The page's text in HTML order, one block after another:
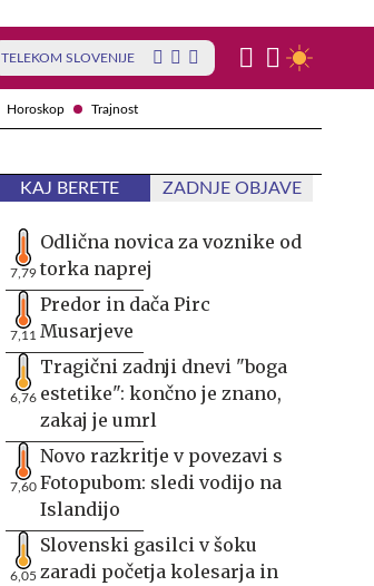
Horoskop Trajnost
TELEKOM SLOVENIJE
KAJ BERETE ZADNJE OBJAVE
7,79
Odlična novica za voznike od
torka naprej
7,11
Predor in dača Pirc
Musarjeve
6,76
Tragični zadnji dnevi "boga
estetike": končno je znano,
zakaj je umrl
7,60
Novo razkritje v povezavi s
Fotopubom: sledi vodijo na
Islandijo
6,05
Slovenski gasilci v šoku
zaradi početja kolesarja in